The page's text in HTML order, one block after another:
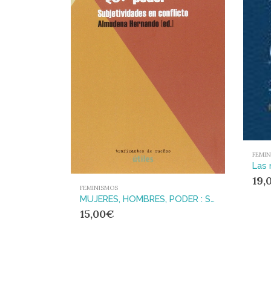
FEMINISMOS
MUJERES, HOMBRES, PODER : SUBJETIVIDADES EN CONFLICTO
15,00€